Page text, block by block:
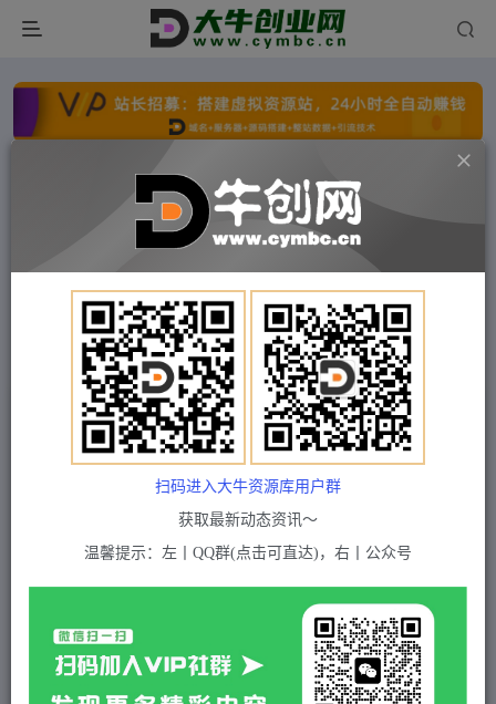
点击开通分站+ 每日收入300+
文字广告火爆招租 文字广告火爆招租
文字广告火爆招租
文字广告火爆招租 文字广告火爆招租
付费项目 中创网 正文
（4870期）【逆天黑科技】外面卖699的无人直播
搬运，可直接转播别人直播间(脚本+教程)
5 积分
黄金会员 2 超级会员(永久VIP) 免费
付费资源
扫码进入大牛资源库用户群
获取最新动态资讯～
温馨提示：左丨QQ群(点击可直达)，右丨公众号